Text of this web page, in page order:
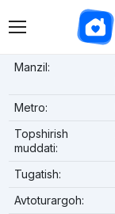
Manzil:
Metro:
Topshirish
muddati:
Tugatish:
Avtoturargoh: